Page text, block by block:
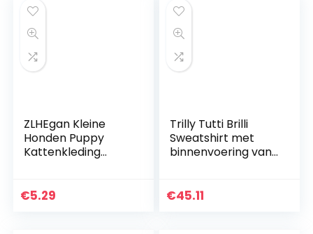
ZLHEgan Kleine
Honden Puppy
Kattenkleding
Kleding Zachte
€5.29
Trilly Tutti Brilli
Sweatshirt met
binnenvoering van
€45.11